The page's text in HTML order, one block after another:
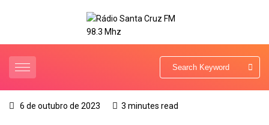
6 de outubro de 2023 3 minutes read